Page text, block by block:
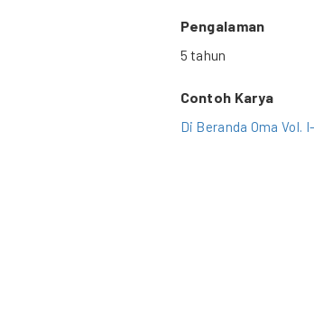
Pengalaman
5 tahun
Contoh Karya
Di Beranda Oma Vol.